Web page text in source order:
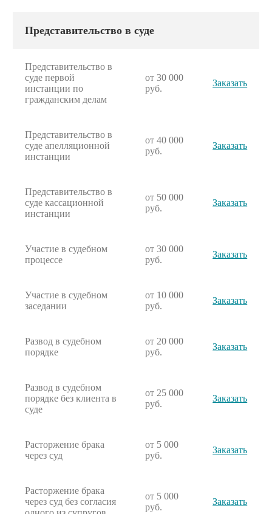
Представительство в суде
Представительство в
суде первой
инстанции по
гражданским делам
от 30 000
руб.
Заказать
Представительство в
суде апелляционной
инстанции
от 40 000
руб.
Заказать
Представительство в
суде кассационной
инстанции
от 50 000
руб.
Заказать
Участие в судебном
процессе
от 30 000
руб.
Заказать
Участие в судебном
заседании
от 10 000
руб.
Заказать
Развод в судебном
порядке
от 20 000
руб.
Заказать
Развод в судебном
порядке без клиента в
суде
от 25 000
руб.
Заказать
Расторжение брака
через суд
от 5 000
руб.
Заказать
Расторжение брака
через суд без согласия
от 5 000
руб.
Заказать